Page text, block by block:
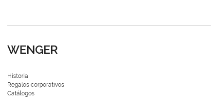
WENGER
Historia
Regalos corporativos
Catálogos